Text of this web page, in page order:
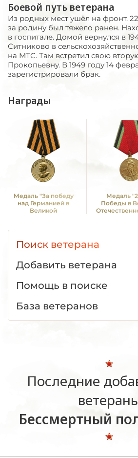
Боевой путь ветерана
Из родных мест ушёл на фронт.
за родину был тяжело ранен.
в госпитале. Домой вернулся в
Ситниково в
на МТС. Там встретил свою
Прокопьевну. В 1949 году 14
зарегистрировали брак.
Награды
Медаль "За победу
над Германией в
Великой
Медаль
Победы в
Поиск ветерана
Добавить ветерана
Помощь в поиске
База ветеранов
Последние
Бессмертный